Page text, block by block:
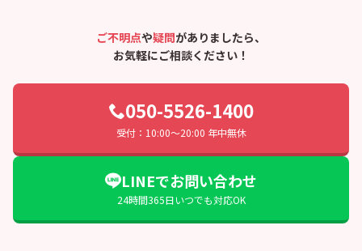
ご不明点や疑問がありましたら、
お気軽にご相談ください！
050-5526-1400
受付：10:00〜20:00 年中無休
LINEでお問い合わせ
24時間365日いつでも対応OK